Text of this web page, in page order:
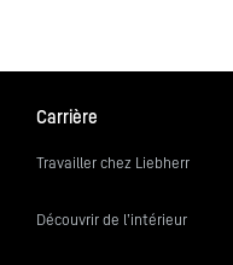
Carrière
Travailler chez Liebherr
Découvrir de l’intérieur